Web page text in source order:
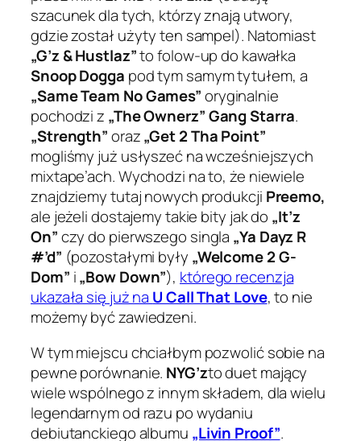
szacunek dla tych, którzy znają utwory,
gdzie został użyty ten sampel). Natomiast
„G’z & Hustlaz”to folow-up do kawałka
Snoop Dogga pod tym samym tytułem, a
„Same Team No Games”oryginalnie
pochodzi z „The Ownerz” Gang Starra.
„Strength”oraz„Get 2 Tha Point”
mogliśmy już usłyszeć na wcześniejszych
mixtape’ach. Wychodzi na to, że niewiele
znajdziemy tutaj nowych produkcji Preemo,
ale jeżeli dostajemy takie bity jak do „It’z
On”czy do pierwszego singla „Ya Dayz R
#’d” (pozostałymi były „Welcome 2 G-
Dom” i„Bow Down”), którego recenzja
ukazała się już na U Call That Love, to nie
możemy być zawiedzeni.
W tym miejscu chciałbym pozwolić sobie na
pewne porównanie. NYG’zto duet mający
wiele wspólnego z innym składem, dla wielu
legendarnym od razu po wydaniu
debiutanckiego albumu „Livin Proof”.